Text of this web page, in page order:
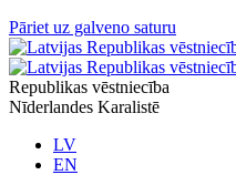
Pāriet uz galveno saturu
Republikas vēstniecība
Nīderlandes Karalistē
LV
EN